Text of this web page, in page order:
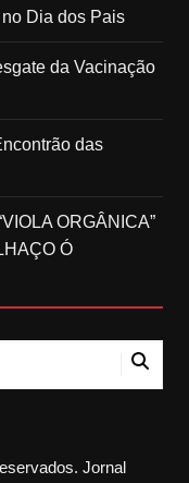
no Dia dos Pais
da Vacinação
das
ORGÂNICA”
Ó
Jornal